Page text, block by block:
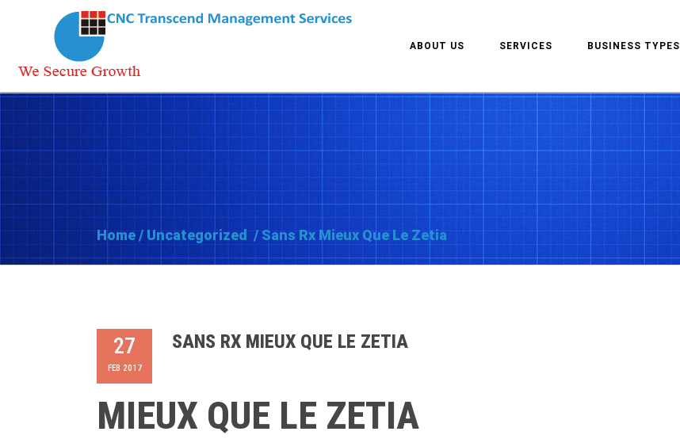
ABOUT US SERVICES BUSINESS TYPES
Home/ Uncategorized / Sans Rx Mieux Que Le Zetia
27
FEB 2017
SANS RX MIEUX QUE LE ZETIA
MIEUX QUE LE ZETIA